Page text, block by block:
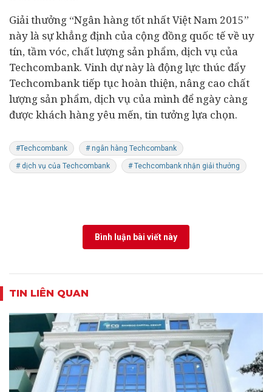
Giải thưởng “Ngân hàng tốt nhất Việt Nam 2015”
này là sự khẳng định của cộng đồng quốc tế về uy
tín, tầm vóc, chất lượng sản phẩm, dịch vụ của
Techcombank. Vinh dự này là động lực thúc đẩy
Techcombank tiếp tục hoàn thiện, nâng cao chất
lượng sản phẩm, dịch vụ của mình để ngày càng
được khách hàng yêu mến, tin tưởng lựa chọn.
#Techcombank # ngân hàng Techcombank
# dịch vụ của Techcombank # Techcombank nhận giải thưởng
Bình luận bài viết này
TIN LIÊN QUAN